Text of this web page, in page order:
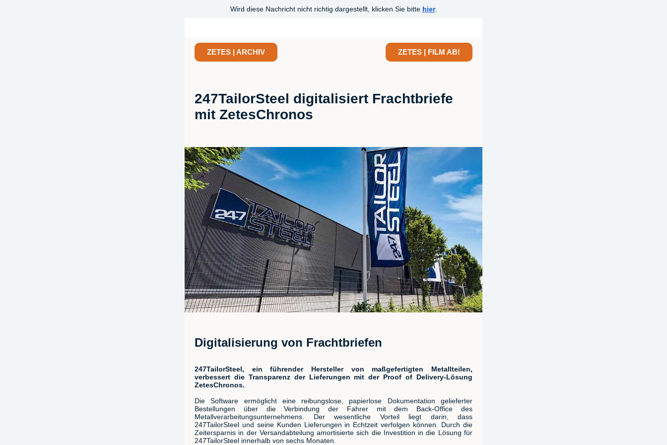
Wird diese Nachricht nicht richtig dargestellt, klicken Sie bitte hier.
ZETES | ARCHIV ZETES | FILM AB!
247TailorSteel digitalisiert Frachtbriefe
mit ZetesChronos
Digitalisierung von Frachtbriefen
247TailorSteel, ein führender Hersteller von maßgefertigten Metallteilen,
verbessert die Transparenz der Lieferungen mit der Proof of Delivery-Lösung
ZetesChronos.
Die Software ermöglicht eine reibungslose, papierlose Dokumentation gelieferter
Bestellungen über die Verbindung der Fahrer mit dem Back-Office des
Metallverarbeitungsunternehmens. Der wesentliche Vorteil liegt darin, dass
247TailorSteel und seine Kunden Lieferungen in Echtzeit verfolgen können. Durch die
Zeitersparnis in der Versandabteilung amortisierte sich die Investition in die Lösung für
247TailorSteel innerhalb von sechs Monaten.